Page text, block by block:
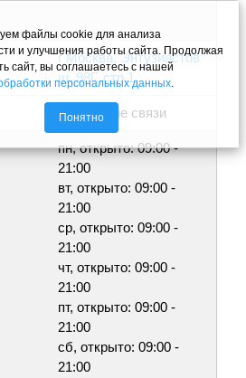
г Москва, Энтузиастов
ш, 98Г, стр.1
Отделение связи
пн, открыто: 09:00 -
21:00
вт, открыто: 09:00 -
21:00
ср, открыто: 09:00 -
21:00
чт, открыто: 09:00 -
21:00
пт, открыто: 09:00 -
21:00
сб, открыто: 09:00 -
21:00
файлы cookie для анализа
и улучшения работы сайта. Продолжая
сайт, вы соглашаетесь с нашей
персональных данных.
Понятно